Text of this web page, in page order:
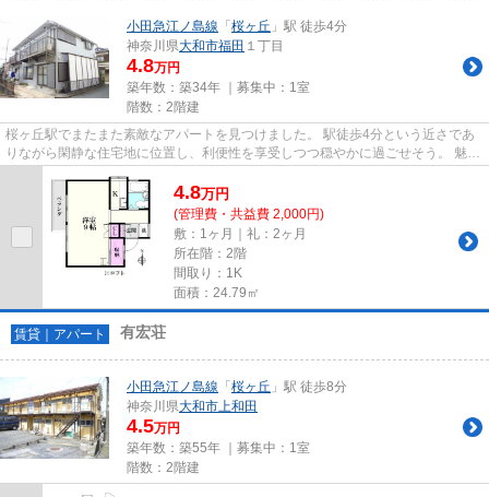
小田急江ノ島線 「 桜ヶ丘 」駅 徒歩4分
神奈川県大和市福田 １丁目
4.8万円
築年数：築34年 ｜募集中： 1室
階数：2階建
桜ヶ丘駅でまたまた素敵なアパートを見つけました。 駅徒歩4分という近さであ
りながら閑静な住宅地に位置し、利便性を享受しつつ穏やかに過ごせそう。 魅力
4.8万円
(管理費・共益費 2,000円)
敷：1ヶ月｜礼：2ヶ月
所在階：2階
間取り：1K
面積：24.79㎡
賃貸｜アパート 有宏荘
小田急江ノ島線 「 桜ヶ丘 」駅 徒歩8分
神奈川県大和市上和田
4.5万円
築年数：築55年 ｜募集中： 1室
階数：2階建